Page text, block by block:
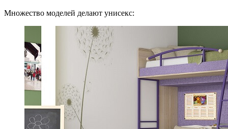
Множество моделей делают унисекс: